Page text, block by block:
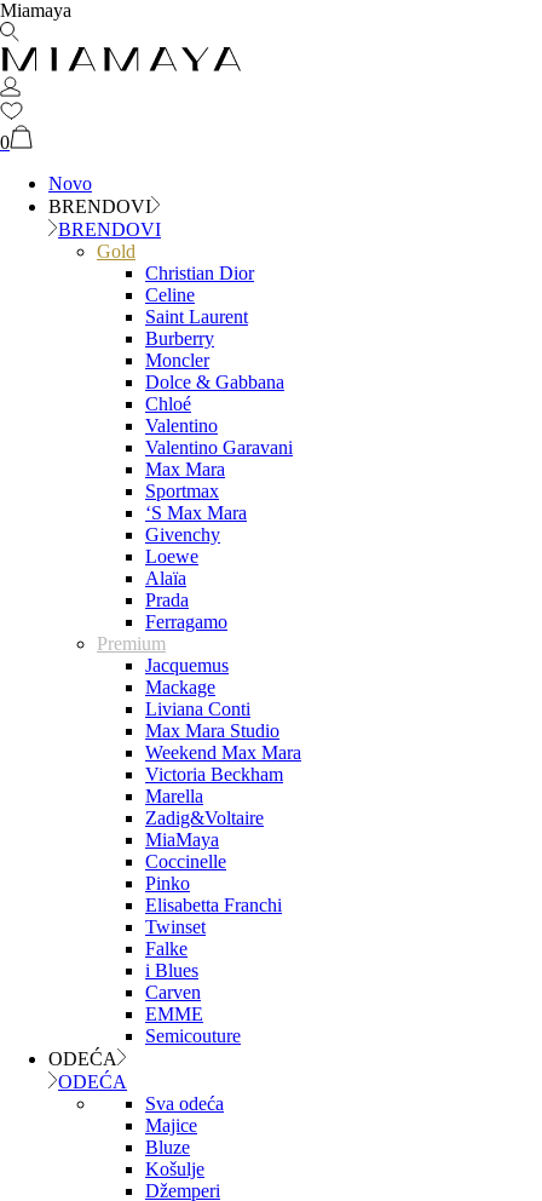
Miamaya
0
Novo
BRENDOVI
BRENDOVI
Gold
Christian Dior
Celine
Saint Laurent
Burberry
Moncler
Dolce & Gabbana
Chloé
Valentino
Valentino Garavani
Max Mara
Sportmax
‘S Max Mara
Givenchy
Loewe
Alaïa
Prada
Ferragamo
Premium
Jacquemus
Mackage
Liviana Conti
Max Mara Studio
Weekend Max Mara
Victoria Beckham
Marella
Zadig&Voltaire
MiaMaya
Coccinelle
Pinko
Elisabetta Franchi
Twinset
Falke
i Blues
Carven
EMME
Semicouture
ODEĆA
ODEĆA
Sva odeća
Majice
Bluze
Košulje
Džemperi